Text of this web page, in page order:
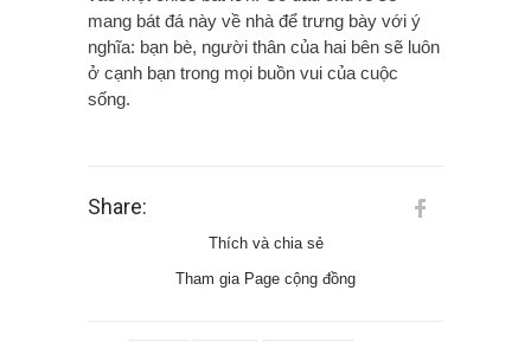
mang bát đá này về nhà để trưng bày với ý
nghĩa: bạn bè, người thân của hai bên sẽ luôn
ở cạnh bạn trong mọi buồn vui của cuộc
sống.
Share:
Thích và chia sẻ
Tham gia Page cộng đồng